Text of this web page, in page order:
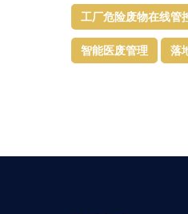
工厂危险废物在线管
智能医废管理 落